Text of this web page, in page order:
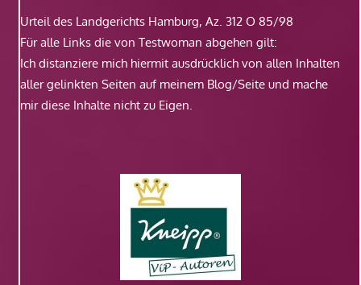
Urteil des Landgerichts Hamburg, Az. 312 O 85/98
Für alle Links die von Testwoman abgehen gilt:
Ich distanziere mich hiermit ausdrücklich von allen Inhalten
aller gelinkten Seiten auf meinem Blog/Seite und mache
mir diese Inhalte nicht zu Eigen.